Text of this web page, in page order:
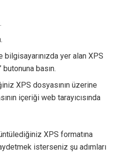
yer alan XPS
butonuna basın.
XPS dosyasının üzerine
içeriği web tarayıcısında
XPS formatına
isterseniz şu adımları